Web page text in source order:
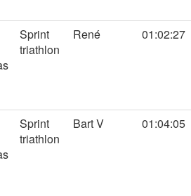
Sprint
triathlon
René 01:02:27
Sprint
triathlon
Bart V 01:04:05